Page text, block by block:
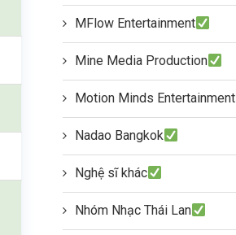
MFlow Entertainment
Mine Media Production
Motion Minds Entertainment
Nadao Bangkok
Nghệ sĩ khác
Nhóm Nhạc Thái Lan